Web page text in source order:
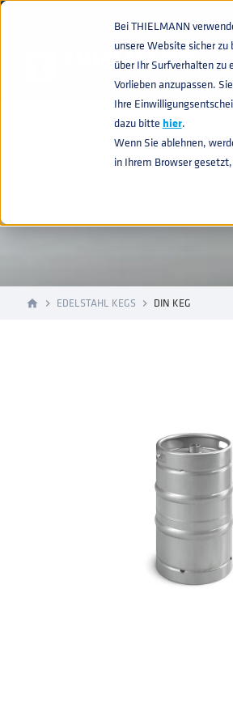
Bei THIELMANN
unsere Website sicher
über Ihr Surfverhalten zu
Vorlieben anzupassen.
Ihre
dazu bitte hier.
Wenn Sie ablehnen,
in Ihrem Browser
DIN
home navigate_next EDELSTAHL KEGS navigate_next DIN KEG